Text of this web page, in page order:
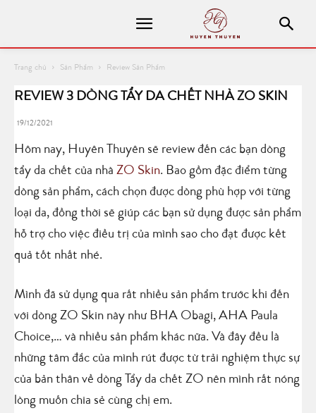
Trang chủ Sản Phẩm Review Sản Phẩm
REVIEW 3 DÒNG TẨY DA CHẾT NHÀ ZO SKIN
19/12/2021
Hôm nay, Huyên Thuyên sẽ review đến các bạn dòng
tẩy da chết của nhà ZO Skin. Bao gồm đặc điểm từng
dòng sản phẩm, cách chọn được dòng phù hợp với từng
loại da, đồng thời sẽ giúp các bạn sử dụng được sản phẩm
hỗ trợ cho việc điều trị của mình sao cho đạt được kết
quả tốt nhất nhé.
Mình đã sử dụng qua rất nhiều sản phẩm trước khi đến
với dòng ZO Skin này như BHA Obagi, AHA Paula
Choice,… và nhiều sản phẩm khác nữa. Và đây đều là
những tâm đắc của mình rút được từ trải nghiệm thực sự
của bản thân về dòng Tẩy da chết ZO nên mình rất nóng
lòng muốn chia sẻ cùng chị em.